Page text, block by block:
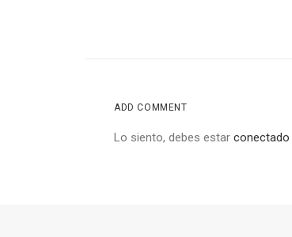
ADD COMMENT
Lo siento, debes estar conectado